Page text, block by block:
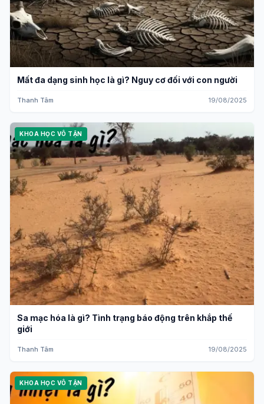
Mất đa dạng sinh học là gì? Nguy cơ đối với con người
Thanh Tâm 19/08/2025
KHOA HỌC VÔ TẬN
Sa mạc hóa là gì? Tình trạng báo động trên khắp thế
giới
Thanh Tâm 19/08/2025
KHOA HỌC VÔ TẬN